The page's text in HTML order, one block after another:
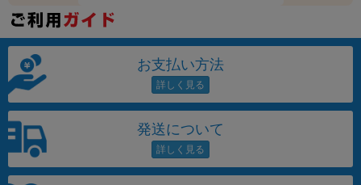
お支払い方法
発送について